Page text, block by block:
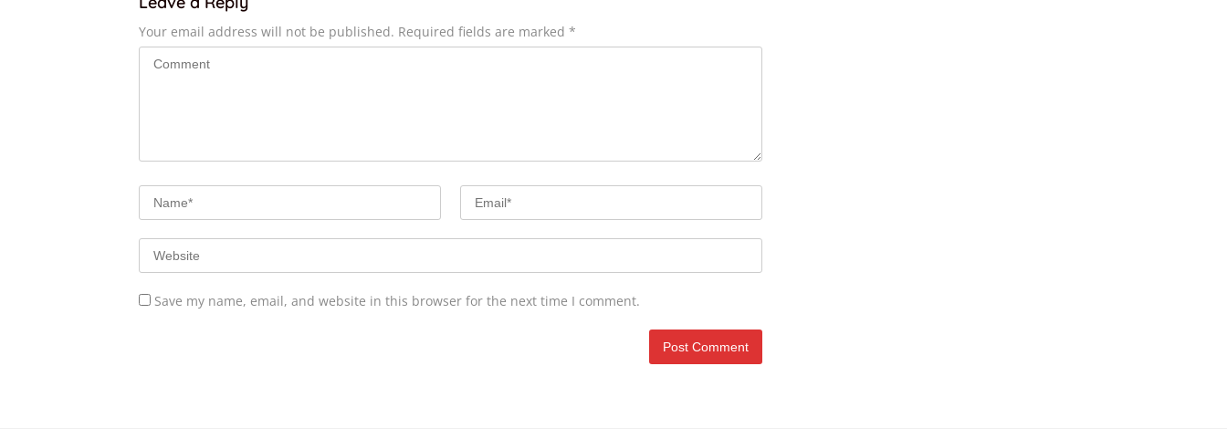
Your email address will not be published. Required fields are marked *
Save my name, email, and website in this browser for the next time I comment.